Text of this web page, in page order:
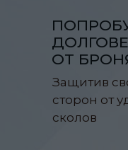
Защитив
сторон от
сколов
ОТ